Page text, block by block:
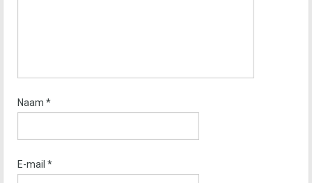
Naam *
E-mail *